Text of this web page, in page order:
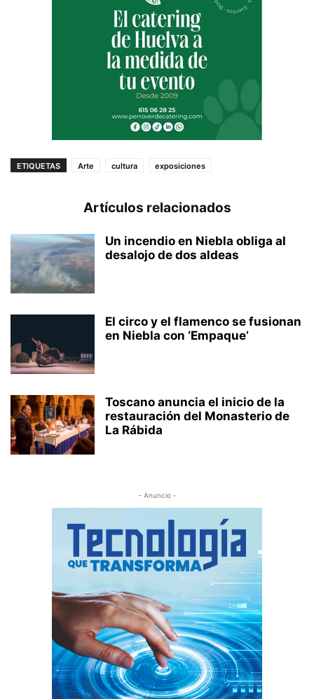
ETIQUETAS Arte cultura exposiciones
Artículos relacionados
Un incendio en Niebla obliga al
desalojo de dos aldeas
El circo y el flamenco se fusionan
en Niebla con ‘Empaque’
Toscano anuncia el inicio de la
restauración del Monasterio de
La Rábida
- Anuncio -